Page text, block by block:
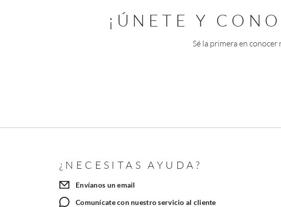
¡ÚNETE Y
Sé la primera en
¿NECESITAS AYUDA?
Envíanos un email
Comunícate con nuestro servicio al cliente